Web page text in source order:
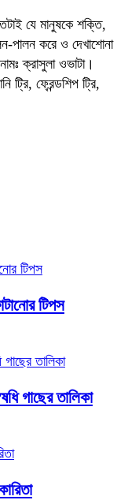
(Money
Tree):
বিবরণ,
চাষাবাদ,
এবং
যে মানুষকে শক্তি,
পালন করে ও দেখাশোনা
ক্রাসুলা ওভাটা।
ট্রি, ফ্রেন্ডশিপ ট্রি,
টিপস
গাছের তালিকা